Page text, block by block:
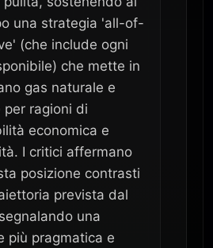
una strategia 'all-of-
(che include ogni
che mette in
gas naturale e
per ragioni di
economica e
I critici affermano
posizione contrasti
prevista dal
una
più pragmatica e